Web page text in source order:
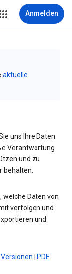
Anmelden
aktuelle
uns Ihre Daten
Verantwortung
und zu
behalten.
welche Daten von
verfolgen und
und
PDF